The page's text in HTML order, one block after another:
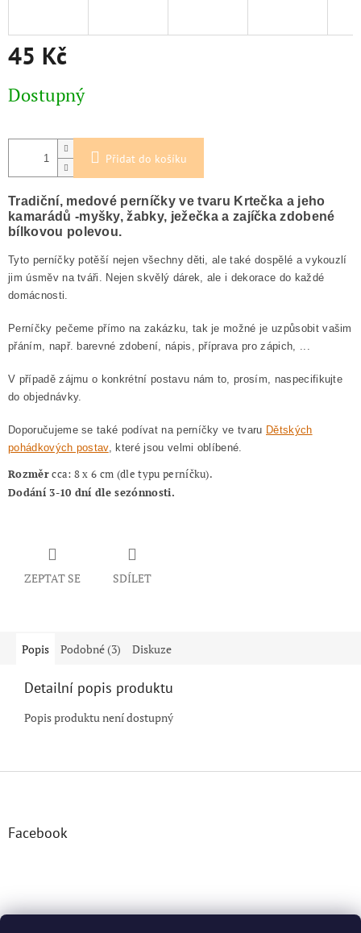
45 Kč
cena:
Dostupný
Přidat do košíku
Tradiční, medové perníčky ve tvaru Krtečka a jeho
kamarádů -myšky, žabky, ježečka a zajíčka zdobené
bílkovou polevou.
Tyto perníčky potěší nejen všechny děti, ale také dospělé a vykouzlí
jim úsměv na tváři. Nejen skvělý dárek, ale i dekorace do každé
domácnosti.
Perníčky pečeme přímo na zakázku, tak je možné je uzpůsobit vašim
přáním, např. barevné zdobení, nápis, příprava pro zápich, ...
V případě zájmu o konkrétní postavu nám to, prosím, naspecifikujte
do objednávky.
Doporučujeme se také podívat na perníčky ve tvaru Dětských
pohádkových postav, které jsou velmi oblíbené.
Rozměrcca: 8 x 6 cm (dle typu perníčku).
Dodání 3-10 dní dle sezónnosti.
ZEPTAT SE SDÍLET
Popis Podobné (3) Diskuze
Detailní popis produktu
Popis produktu není dostupný
Z
Facebook